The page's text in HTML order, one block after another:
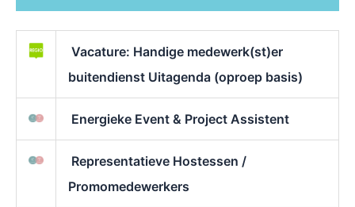
Vacature: Handige medewerk(st)er
buitendienst Uitagenda (oproep basis)
Energieke Event & Project Assistent
Representatieve Hostessen /
Promomedewerkers